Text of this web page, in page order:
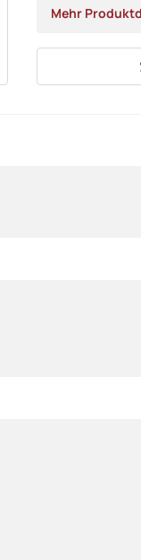
Mehr